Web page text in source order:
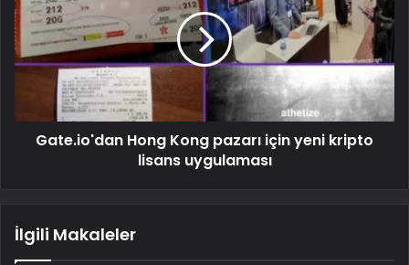
Gate.io'dan Hong Kong pazarı için yeni kripto
lisans uygulaması
İlgili Makaleler